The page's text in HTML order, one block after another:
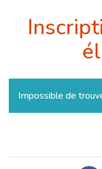
Impossible de